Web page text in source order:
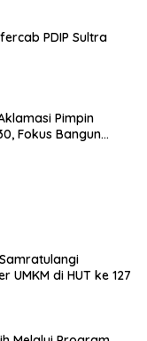
PDIP Sultra
Pimpin
Fokus Bangun
UMKM di HUT ke 127